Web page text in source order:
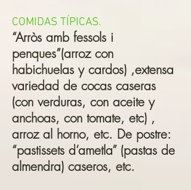
COMIDAS TÍPICAS.
“Arròs amb fessols i
penques”(arroz con
habichuelas y cardos) ,extensa
variedad de cocas caseras
(con verduras, con aceite y
anchoas, con tomate, etc) ,
arroz al horno, etc. De postre:
“pastissets d’ametla” (pastas de
almendra) caseros, etc.